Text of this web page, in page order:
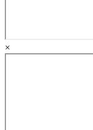
evaluarii.
Problematica
×